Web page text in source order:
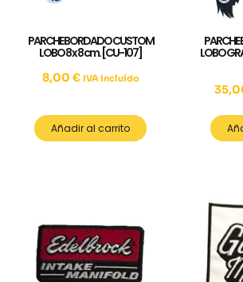
PARCHE BORDADO CUSTOM
LOBO 8 x 8 cm. [CU-107]
8,00 € IVA incluído
Añadir al carrito
LOBO